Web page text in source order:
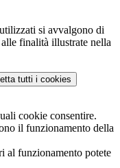
si avvalgono di
finalità illustrate nella
tutti i cookies
cookie consentire.
il funzionamento della
al funzionamento potete